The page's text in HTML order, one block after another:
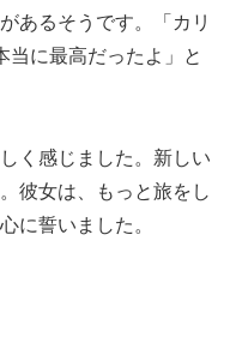
あるそうです。「カリ
当に最高だったよ」と
く感じました。新しい
彼女は、もっと旅をし
に誓いました。